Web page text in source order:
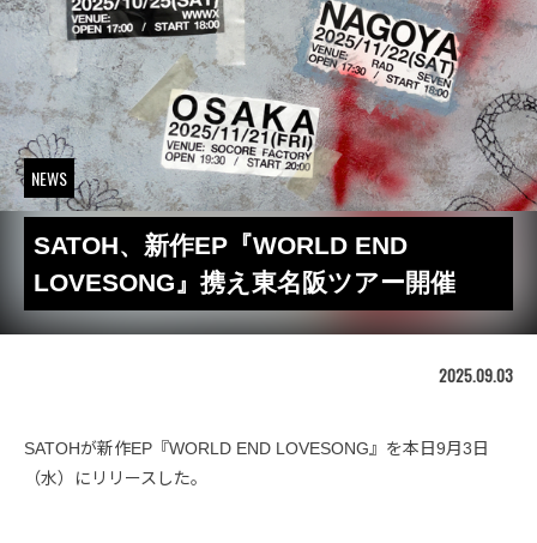
NEWS
SATOH、新作EP『WORLD END
LOVESONG』携え東名阪ツアー開催
2025.09.03
SATOHが新作EP『WORLD END LOVESONG』を本日9月3日
（水）にリリースした。